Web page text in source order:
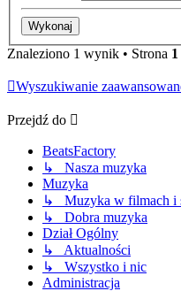
Znaleziono 1 wynik • Strona 1
Wyszukiwanie
Przejdź do
BeatsFactory
↳ Nasza muzyka
Muzyka
↳ Muzyka w filmach i
↳ Dobra muzyka
Dział Ogólny
↳ Aktualności
↳ Wszystko i nic
Administracja